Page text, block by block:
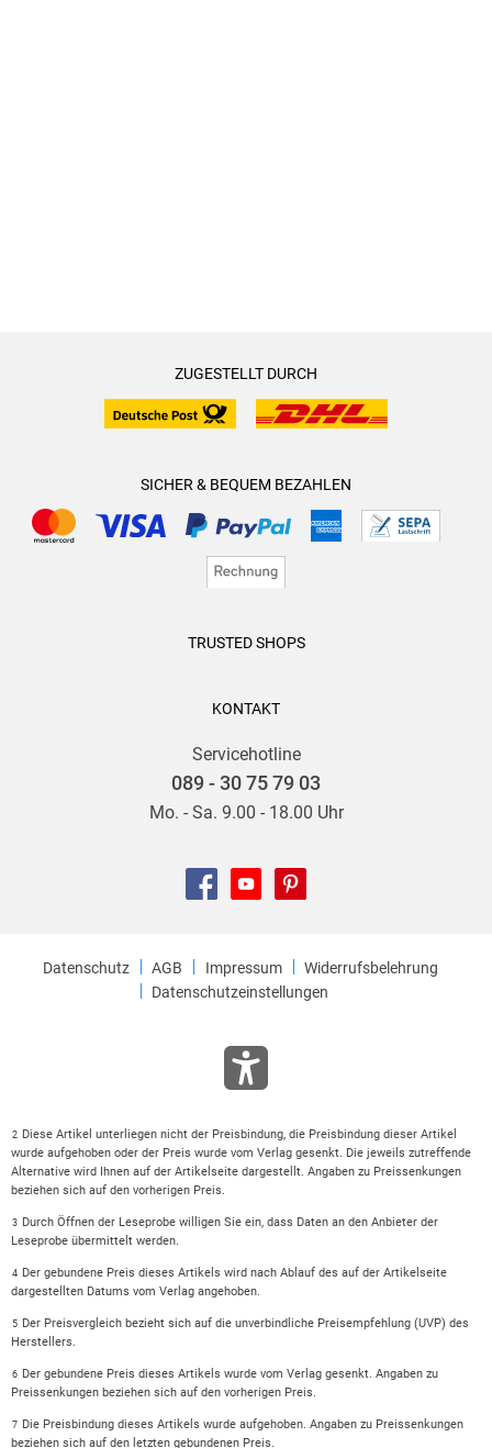
ZUGESTELLT DURCH
SICHER & BEQUEM BEZAHLEN
TRUSTED SHOPS
KONTAKT
Servicehotline
089 - 30 75 79 03
Mo. - Sa. 9.00 - 18.00 Uhr
Datenschutz AGB Impressum
Widerrufsbelehrung
Datenschutzeinstellungen
2
Diese Artikel unterliegen nicht der Preisbindung, die Preisbindung dieser Artikel
wurde aufgehoben oder der Preis wurde vom Verlag gesenkt. Die jeweils zutreffende
Alternative wird Ihnen auf der Artikelseite dargestellt. Angaben zu Preissenkungen
beziehen sich auf den vorherigen Preis.
3
Durch Öffnen der Leseprobe willigen Sie ein, dass Daten an den Anbieter der
Leseprobe übermittelt werden.
4
Der gebundene Preis dieses Artikels wird nach Ablauf des auf der Artikelseite
dargestellten Datums vom Verlag angehoben.
5
Der Preisvergleich bezieht sich auf die unverbindliche Preisempfehlung (UVP) des
Herstellers.
6
Der gebundene Preis dieses Artikels wurde vom Verlag gesenkt. Angaben zu
Preissenkungen beziehen sich auf den vorherigen Preis.
7
Die Preisbindung dieses Artikels wurde aufgehoben. Angaben zu Preissenkungen
beziehen sich auf den letzten gebundenen Preis.